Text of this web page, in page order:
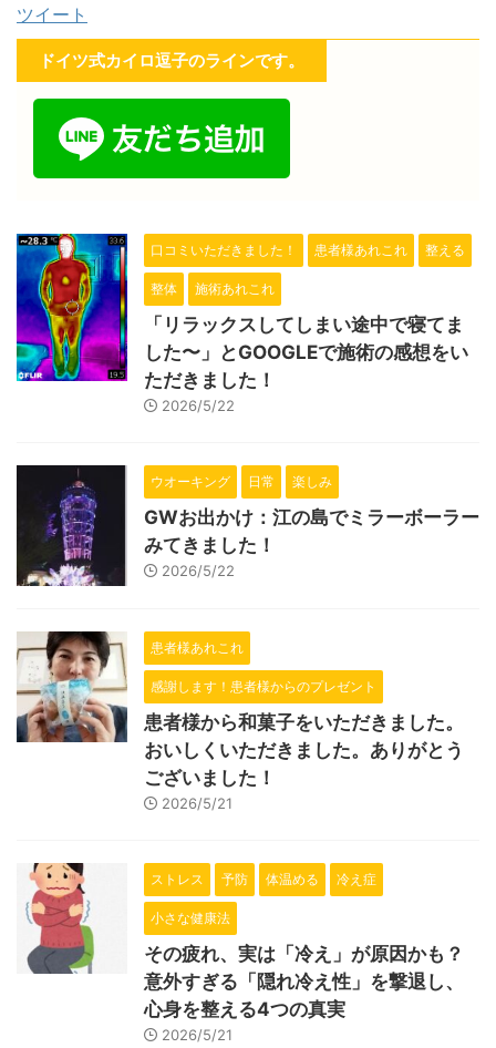
ツイート
ドイツ式カイロ逗子のラインです。
口コミいただきました！ 患者様あれこれ 整える
整体 施術あれこれ
「リラックスしてしまい途中で寝てま
した〜」とGOOGLEで施術の感想をい
ただきました！
2026/5/22
ウオーキング 日常 楽しみ
GWお出かけ：江の島でミラーボーラー
みてきました！
2026/5/22
患者様あれこれ
感謝します！患者様からのプレゼント
患者様から和菓子をいただきました。
おいしくいただきました。ありがとう
ございました！
2026/5/21
ストレス 予防 体温める 冷え症
小さな健康法
その疲れ、実は「冷え」が原因かも？
意外すぎる「隠れ冷え性」を撃退し、
心身を整える4つの真実
2026/5/21